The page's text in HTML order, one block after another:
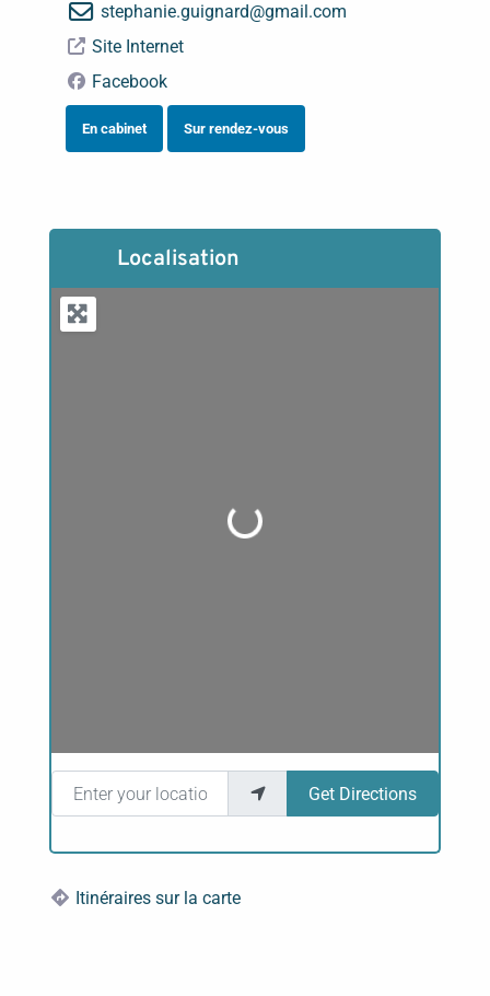
stephanie.guignard@gmail.com
Site Internet
Facebook
En cabinet Sur rendez-vous
Localisation
Loading...
Enter your location
Get Directions
Itinéraires sur la carte